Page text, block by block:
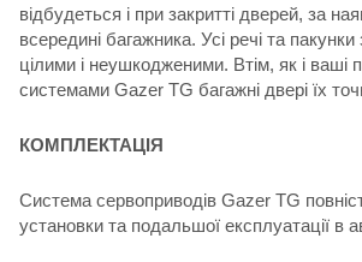
відбудеться і при закритті дверей, за
всередині багажника. Усі речі та
цілими і неушкодженими. Втім, як і ваші
системами Gazer TG багажні двері їх
КОМПЛЕКТАЦІЯ
Система сервоприводів Gazer TG
установки та подальшої експлуатації в